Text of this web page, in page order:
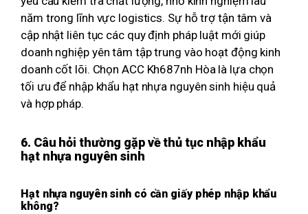
năm trong lĩnh vực logistics. Sự hỗ trợ tận tâm và
cập nhật liên tục các quy định pháp luật mới giúp
doanh nghiệp yên tâm tập trung vào hoạt động kinh
doanh cốt lõi. Chọn ACC Kh687nh Hòa là lựa chọn
tối ưu để nhập khẩu hạt nhựa nguyên sinh hiệu quả
và hợp pháp.
6. Câu hỏi thường gặp về thủ tục nhập khẩu
hạt nhựa nguyên sinh
Hạt nhựa nguyên sinh có cần giấy phép nhập khẩu
không?